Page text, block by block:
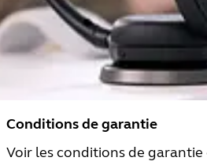
Conditions de garantie
Voir les conditions de garantie